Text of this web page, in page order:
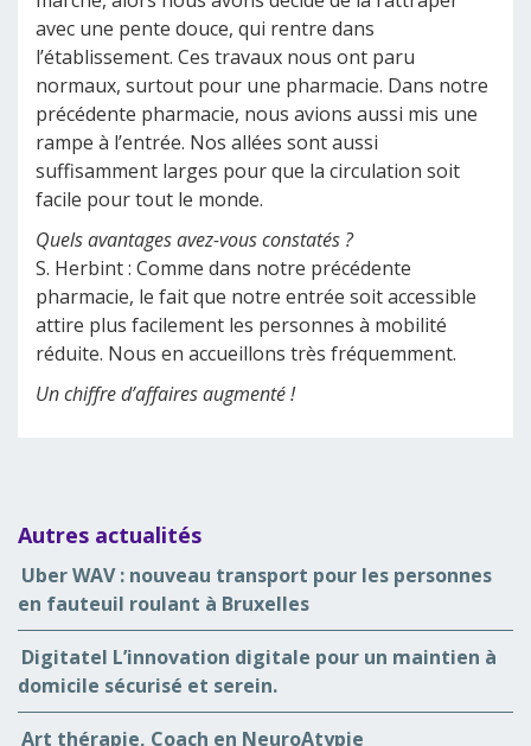
avec une pente douce, qui rentre dans
l’établissement. Ces travaux nous ont paru
normaux, surtout pour une pharmacie. Dans notre
précédente pharmacie, nous avions aussi mis une
rampe à l’entrée. Nos allées sont aussi
suffisamment larges pour que la circulation soit
facile pour tout le monde.
Quels avantages avez-vous constatés ?
S. Herbint : Comme dans notre précédente
pharmacie, le fait que notre entrée soit accessible
attire plus facilement les personnes à mobilité
réduite. Nous en accueillons très fréquemment.
Un chiffre d’affaires augmenté !
Autres actualités
Uber WAV : nouveau transport pour les personnes
en fauteuil roulant à Bruxelles
Digitatel L’innovation digitale pour un maintien à
domicile sécurisé et serein.
Art thérapie, Coach en NeuroAtypie